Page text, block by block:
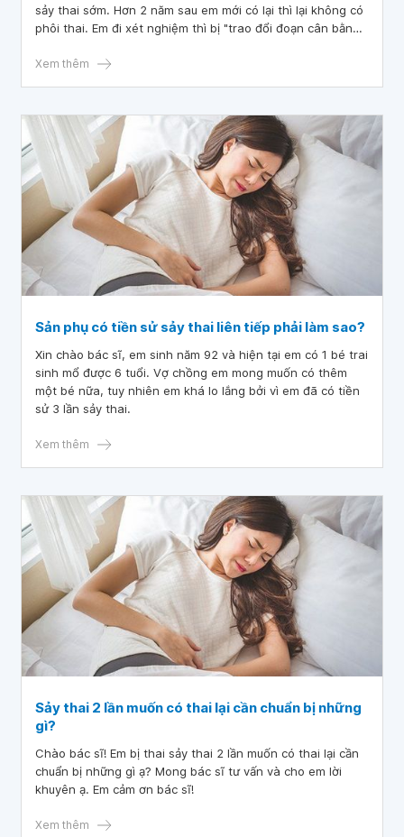
sảy thai sớm. Hơn 2 năm sau em mới có lại thì lại không có
phôi thai. Em đi xét nghiệm thì bị "trao đổi đoạn cân bằng
Xem thêm
Sản phụ có tiền sử sảy thai liên tiếp phải làm sao?
Xin chào bác sĩ, em sinh năm 92 và hiện tại em có 1 bé trai
sinh mổ được 6 tuổi. Vợ chồng em mong muốn có thêm
một bé nữa, tuy nhiên em khá lo lắng bởi vì em đã có tiền
sử 3 lần sảy thai.
Xem thêm
Sảy thai 2 lần muốn có thai lại cần chuẩn bị những
gì?
Chào bác sĩ! Em bị thai sảy thai 2 lần muốn có thai lại cần
chuẩn bị những gì ạ? Mong bác sĩ tư vấn và cho em lời
khuyên ạ. Em cảm ơn bác sĩ!
Xem thêm